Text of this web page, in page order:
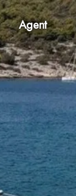
Agent